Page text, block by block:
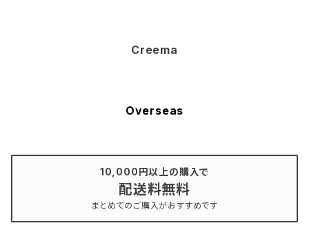
Creema
Overseas
10,000円以上の購入で
配送料無料
まとめてのご購入がおすすめです